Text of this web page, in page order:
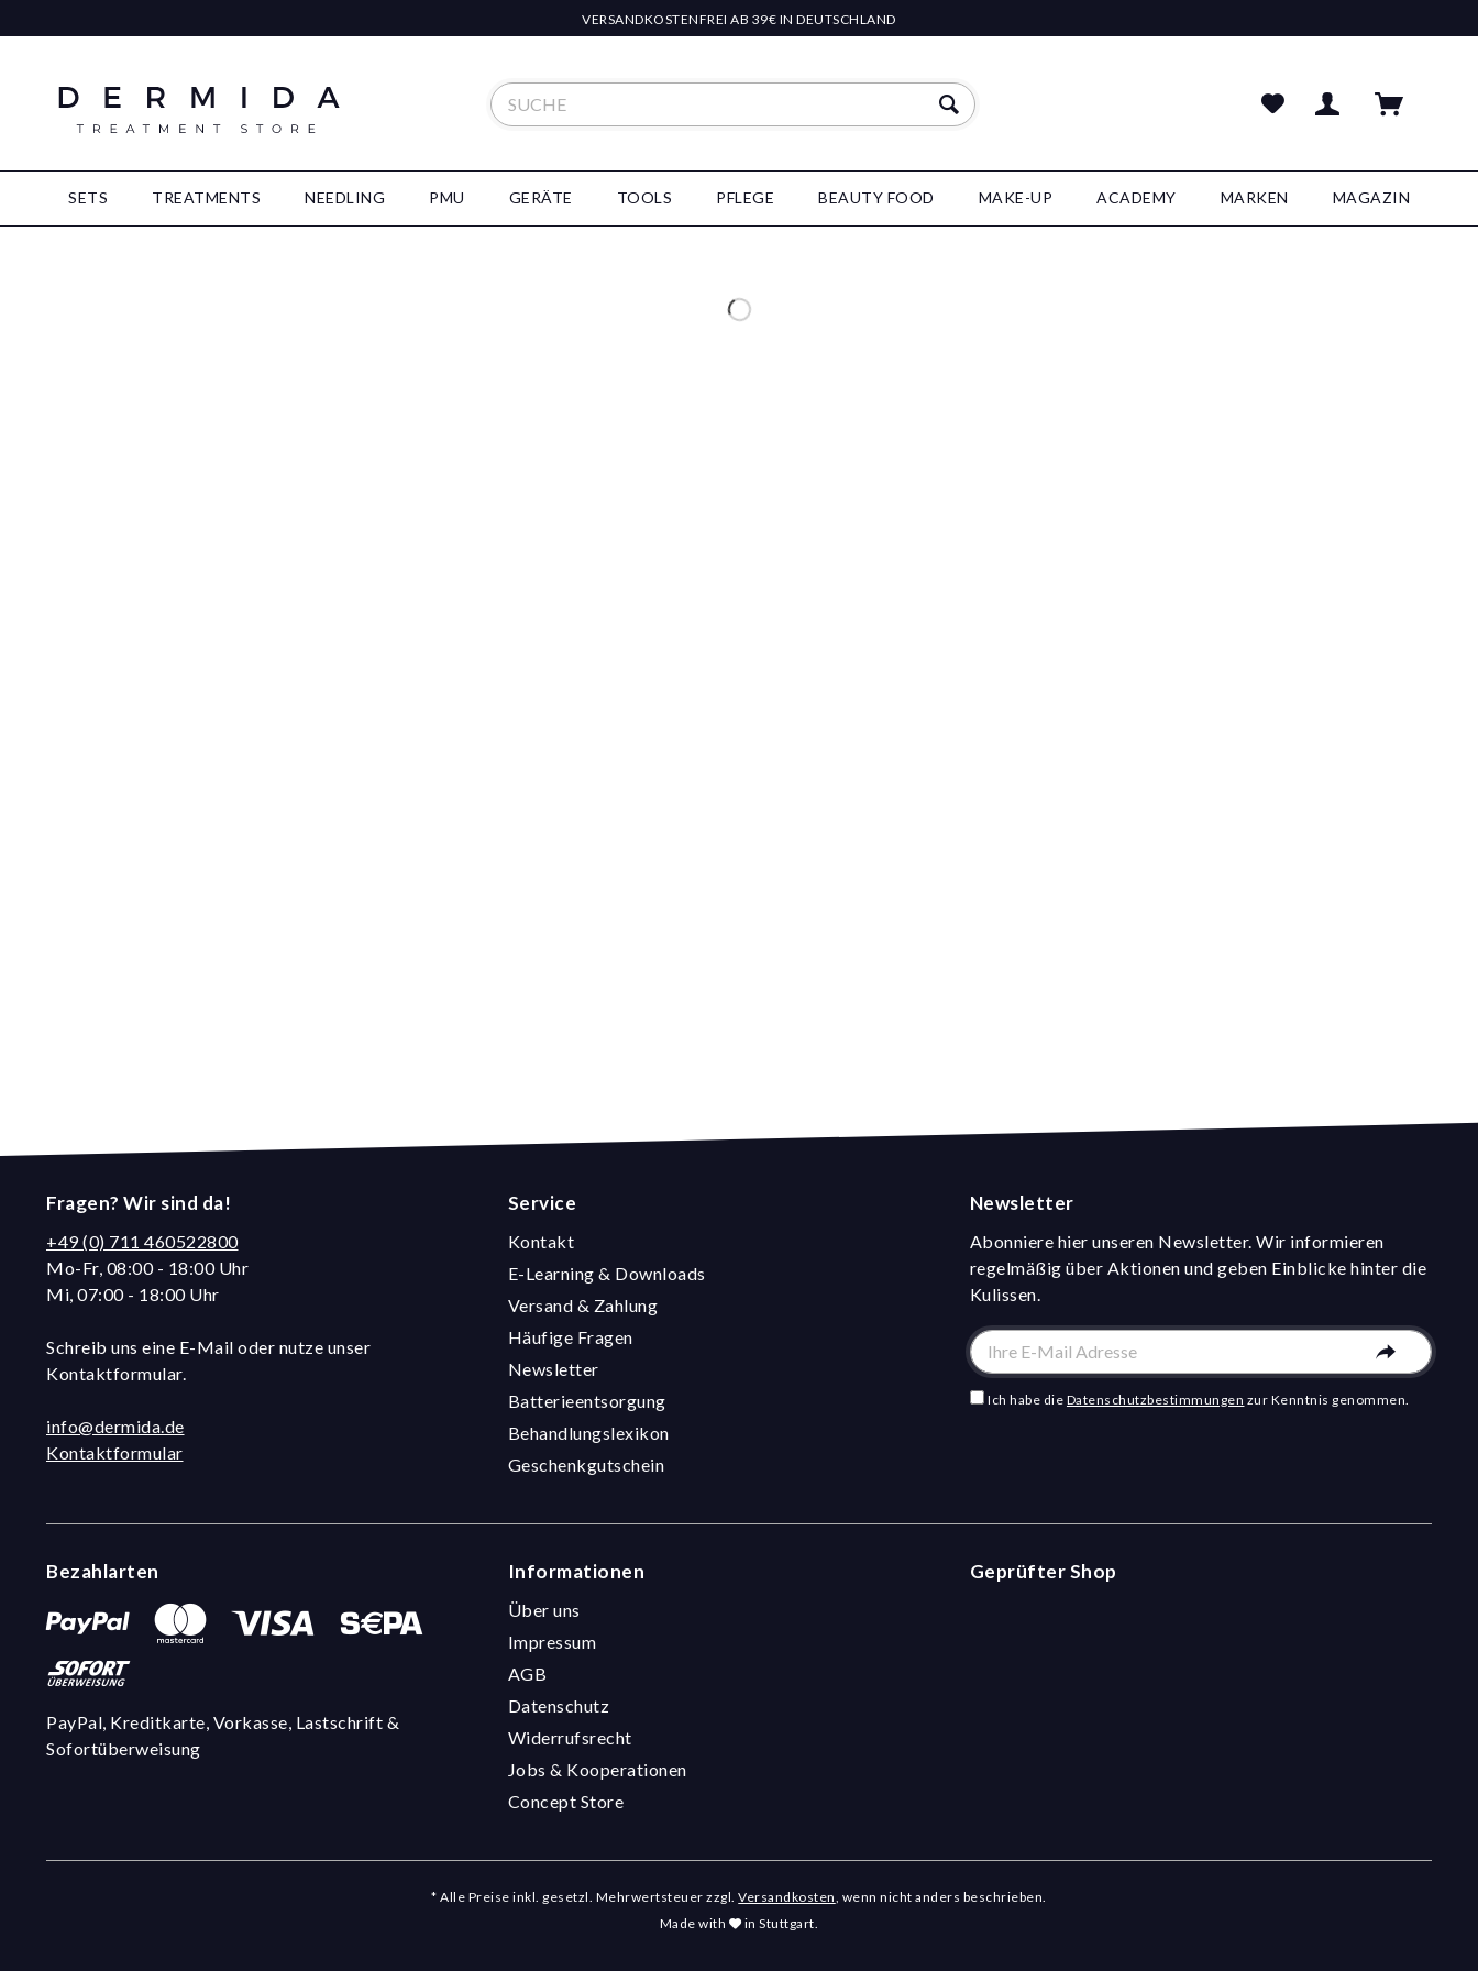
VERSANDKOSTENFREI AB 39€ IN DEUTSCHLAND
SETS TREATMENTS NEEDLING PMU GERÄTE TOOLS PFLEGE BEAUTY FOOD MAKE-UP ACADEMY MARKEN MAGAZIN
Fragen? Wir sind da!
+49 (0) 711 460522800
Mo-Fr, 08:00 - 18:00 Uhr
Mi, 07:00 - 18:00 Uhr
Schreib uns eine E-Mail oder nutze unser
Kontaktformular.
info@dermida.de
Kontaktformular
Service
Kontakt
E-Learning & Downloads
Versand & Zahlung
Häufige Fragen
Newsletter
Batterieentsorgung
Behandlungslexikon
Geschenkgutschein
Newsletter
Abonniere hier unseren Newsletter. Wir informieren
regelmäßig über Aktionen und geben Einblicke hinter die
Kulissen.
Ich habe die Datenschutzbestimmungen zur Kenntnis genommen.
Bezahlarten
PayPal, Kreditkarte, Vorkasse, Lastschrift &
Sofortüberweisung
Informationen
Über uns
Impressum
AGB
Datenschutz
Widerrufsrecht
Jobs & Kooperationen
Concept Store
Geprüfter Shop
* Alle Preise inkl. gesetzl. Mehrwertsteuer zzgl.Versandkosten, wenn nicht anders beschrieben.
Made with
in Stuttgart.